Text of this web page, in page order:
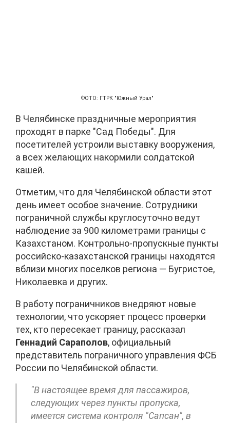
ФОТО: ГТРК "Южный Урал"
В Челябинске праздничные мероприятия
проходят в парке "Сад Победы". Для
посетителей устроили выставку вооружения,
а всех желающих накормили солдатской
кашей.
Отметим, что для Челябинской области этот
день имеет особое значение. Сотрудники
пограничной службы круглосуточно ведут
наблюдение за 900 километрами границы с
Казахстаном. Контрольно-пропускные пункты
российско-казахстанской границы находятся
вблизи многих поселков региона — Бугристое,
Николаевка и других.
В работу пограничников внедряют новые
технологии, что ускоряет процесс проверки
тех, кто пересекает границу, рассказал
Геннадий Сараполов, официальный
представитель пограничного управления ФСБ
России по Челябинской области.
"В настоящее время для пассажиров,
следующих через пункты пропуска,
имеется система контроля "Сапсан", в